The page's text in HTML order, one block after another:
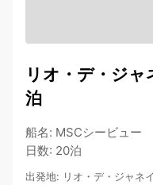
リオ・デ・ジ
泊
船名: MSCシービュー
日数: 20泊
出発地: リオ・デ・ジャネ